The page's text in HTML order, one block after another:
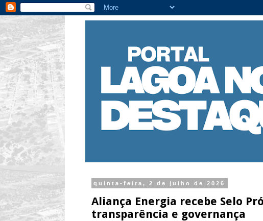
quinta-feira, 2 de julho de 2026
Aliança Energia recebe Selo
transparência e governança